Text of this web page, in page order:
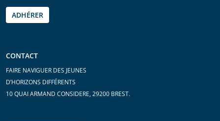
ADHÉRER
CONTACT
FAIRE NAVIGUER DES JEUNES
D’HORIZONS DIFFÉRENTS
10 QUAI ARMAND CONSIDERE, 29200 BREST.